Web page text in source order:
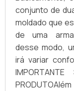
conjunto de
moldado que
de uma
desse modo,
irá variar